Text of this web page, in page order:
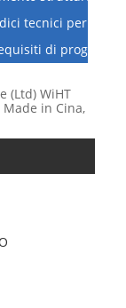
tecnici per
di
(Ltd) WiHT
in Cina,